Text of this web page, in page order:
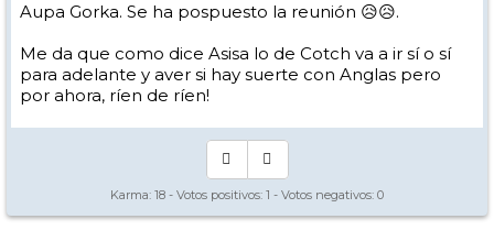
Aupa Gorka. Se ha pospuesto la reunión 😥😥.
Me da que como dice Asisa lo de Cotch va a ir sí o sí
para adelante y aver si hay suerte con Anglas pero
por ahora, ríen de ríen!
Karma: 18 - Votos positivos: 1 - Votos negativos: 0